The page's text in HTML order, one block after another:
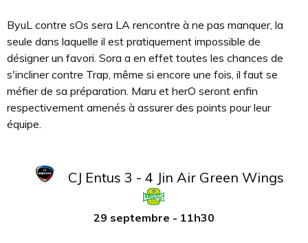
ByuL contre sOs sera LA rencontre à ne pas manquer, la
seule dans laquelle il est pratiquement impossible de
désigner un favori. Sora a en effet toutes les chances de
s'incliner contre Trap, même si encore une fois, il faut se
méfier de sa préparation. Maru et herO seront enfin
respectivement amenés à assurer des points pour leur
équipe.
CJ Entus 3 - 4 Jin Air Green Wings
29 septembre - 11h30